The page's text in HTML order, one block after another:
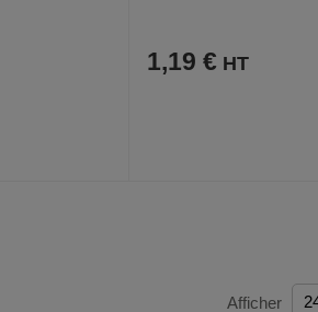
1,19 €
Afficher